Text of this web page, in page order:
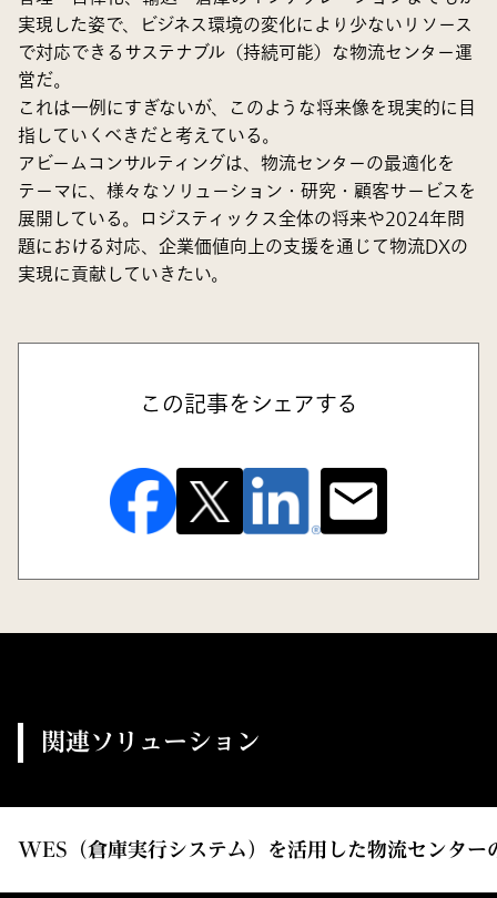
実現した姿で、ビジネス環境の変化により少ないリソース
で対応できるサステナブル（持続可能）な物流センター運
営だ。
これは一例にすぎないが、このような将来像を現実的に目
指していくべきだと考えている。
アビームコンサルティングは、物流センターの最適化を
テーマに、様々なソリューション・研究・顧客サービスを
展開している。ロジスティックス全体の将来や2024年問
題における対応、企業価値向上の支援を通じて物流DXの
実現に貢献していきたい。
この記事をシェアする
関連ソリューション
WES（倉庫実行システム）を活用した物流センタ